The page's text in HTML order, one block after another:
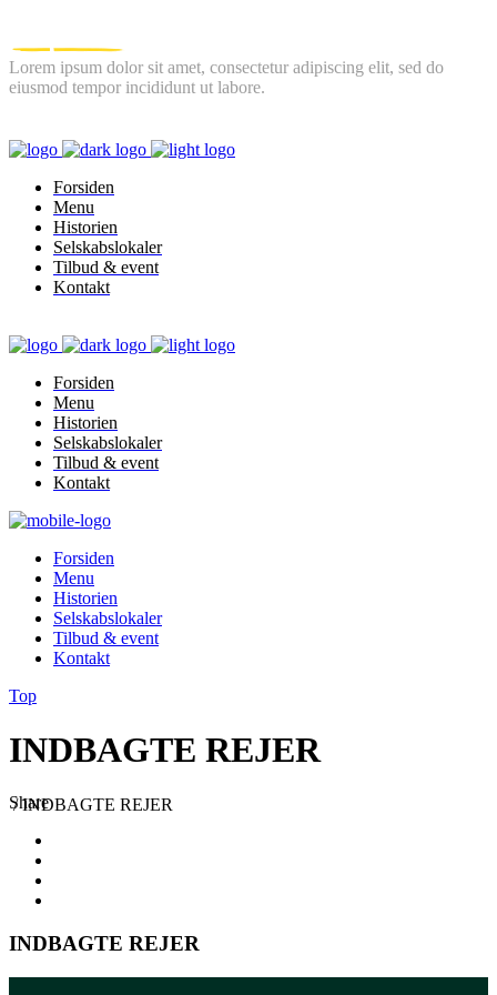
Lorem ipsum dolor sit amet, consectetur adipiscing elit, sed do
eiusmod tempor incididunt ut labore.
Forsiden
Menu
Historien
Selskabslokaler
Tilbud & event
Kontakt
Forsiden
Menu
Historien
Selskabslokaler
Tilbud & event
Kontakt
Forsiden
Menu
Historien
Selskabslokaler
Tilbud & event
Kontakt
Top
INDBAGTE REJER
/INDBAGTE REJER
Share
INDBAGTE REJER